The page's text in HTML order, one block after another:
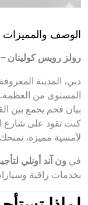
الوصف والمميزات
رولز رويس كولينان
دبي، المدينة
المستوى من العظمة.
بيان فخم يجمع بين
كنت تقود على شارع
لأمسية مميزة،
في ون آند أونلي
بخدمات راقية